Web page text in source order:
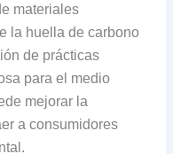
materiales
la huella de carbono
de prácticas
para el medio
mejorar la
a consumidores